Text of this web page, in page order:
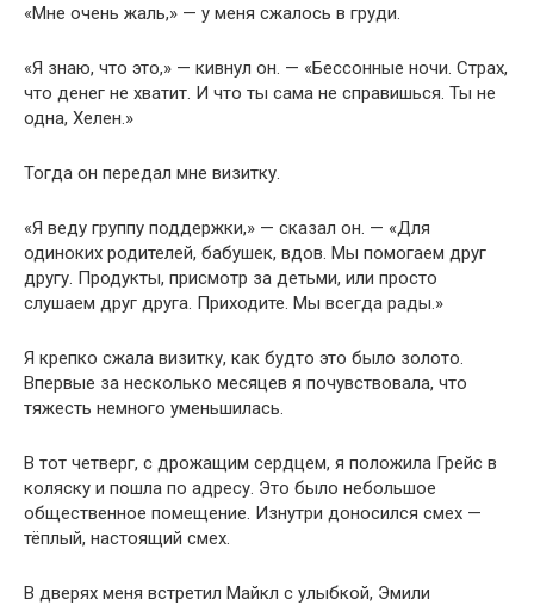
«Мне очень жаль,» — у меня сжалось в груди.
«Я знаю, что это,» — кивнул он. — «Бессонные ночи. Страх,
что денег не хватит. И что ты сама не справишься. Ты не
одна, Хелен.»
Тогда он передал мне визитку.
«Я веду группу поддержки,» — сказал он. — «Для
одиноких родителей, бабушек, вдов. Мы помогаем друг
другу. Продукты, присмотр за детьми, или просто
слушаем друг друга. Приходите. Мы всегда рады.»
Я крепко сжала визитку, как будто это было золото.
Впервые за несколько месяцев я почувствовала, что
тяжесть немного уменьшилась.
В тот четверг, с дрожащим сердцем, я положила Грейс в
коляску и пошла по адресу. Это было небольшое
общественное помещение. Изнутри доносился смех —
тёплый, настоящий смех.
В дверях меня встретил Майкл с улыбкой, Эмили